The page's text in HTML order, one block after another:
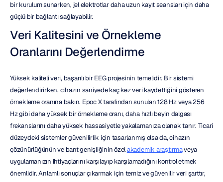
bir kurulum sunarken, jel elektrotlar daha uzun kayıt seansları için daha
güçlü bir bağlantı sağlayabilir.
Veri Kalitesini ve Örnekleme
Oranlarını Değerlendirme
Yüksek kaliteli veri, başarılı bir EEG projesinin temelidir. Bir sistemi
değerlendirirken, cihazın saniyede kaç kez veri kaydettiğini gösteren
örnekleme oranına bakın. Epoc X tarafından sunulan 128 Hz veya 256
Hz gibi daha yüksek bir örnekleme oranı, daha hızlı beyin dalgası
frekanslarını daha yüksek hassasiyetle yakalamanıza olanak tanır. Ticari
düzeydeki sistemler güvenilirlik için tasarlanmış olsa da, cihazın
çözünürlüğünün ve bant genişliğinin özel akademik araştırma veya
uygulamanızın ihtiyaçlarını karşılayıp karşılamadığını kontrol etmek
önemlidir. Anlamlı sonuçlar çıkarmak için temiz ve güvenilir veri şarttır,